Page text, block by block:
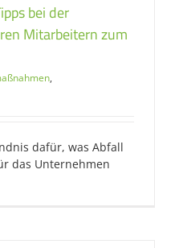
bei der
Mitarbeitern zum
,
dafür, was Abfall
das Unternehmen